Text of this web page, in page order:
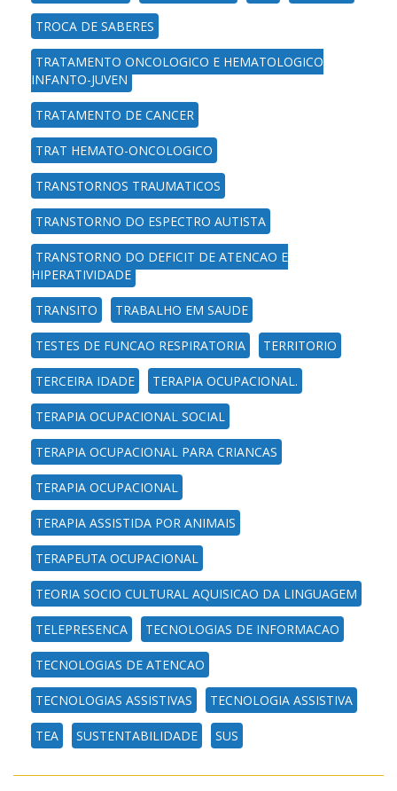
TROCA DE SABERES
TRATAMENTO ONCOLOGICO E HEMATOLOGICO
INFANTO-JUVEN
TRATAMENTO DE CANCER
TRAT HEMATO-ONCOLOGICO
TRANSTORNOS TRAUMATICOS
TRANSTORNO DO ESPECTRO AUTISTA
TRANSTORNO DO DEFICIT DE ATENCAO E
HIPERATIVIDADE
TRANSITO TRABALHO EM SAUDE
TESTES DE FUNCAO RESPIRATORIA TERRITORIO
TERCEIRA IDADE TERAPIA OCUPACIONAL.
TERAPIA OCUPACIONAL SOCIAL
TERAPIA OCUPACIONAL PARA CRIANCAS
TERAPIA OCUPACIONAL
TERAPIA ASSISTIDA POR ANIMAIS
TERAPEUTA OCUPACIONAL
TEORIA SOCIO CULTURAL AQUISICAO DA LINGUAGEM
TELEPRESENCA TECNOLOGIAS DE INFORMACAO
TECNOLOGIAS DE ATENCAO
TECNOLOGIAS ASSISTIVAS TECNOLOGIA ASSISTIVA
TEA SUSTENTABILIDADE SUS